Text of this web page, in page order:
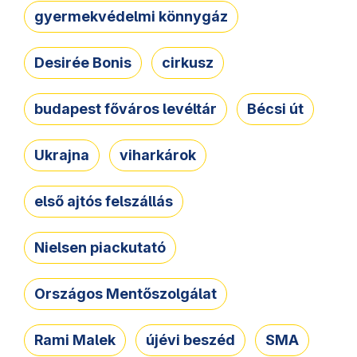
gyermekvédelmi könnygáz
Desirée Bonis cirkusz
budapest főváros levéltár Bécsi út
Ukrajna viharkárok
első ajtós felszállás
Nielsen piackutató
Országos Mentőszolgálat
Rami Malek újévi beszéd SMA